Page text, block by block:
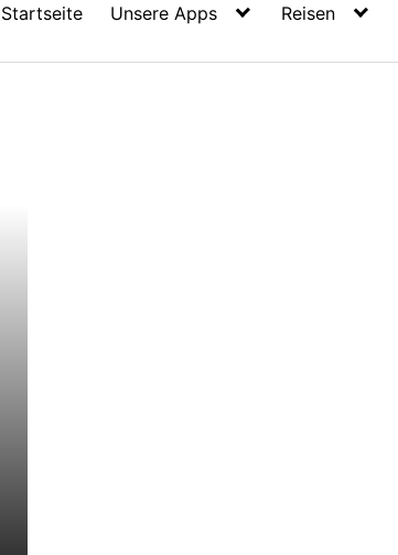
Startseite Unsere Apps Reisen